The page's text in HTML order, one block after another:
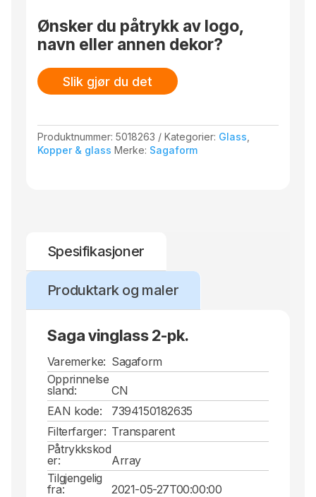
Ønsker du påtrykk av logo,
navn eller annen dekor?
Slik gjør du det
Produktnummer:5018263 Kategorier: Glass
Kopper & glass Merke: Sagaform
Spesifikasjoner
Produktark og maler
Saga vinglass 2-pk.
Varemerke: Sagaform
Opprinnelse
sland:
CN
EAN kode:
7394150182635
Filterfarger: Transparent
Påtrykkskod
er:
Array
Tilgjengelig
fra:
2021-05-27T00:00:00